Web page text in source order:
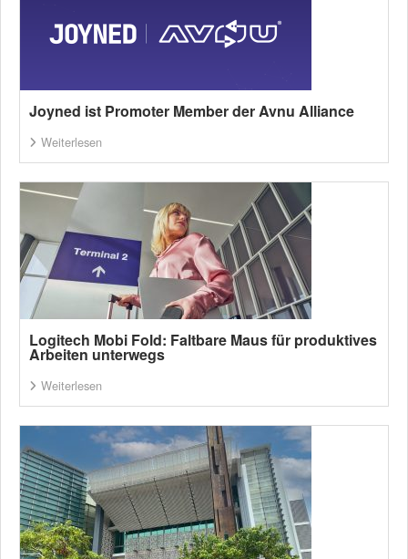
Joyned ist Promoter Member der Avnu Alliance
Weiterlesen
Logitech Mobi Fold: Faltbare Maus für produktives
Arbeiten unterwegs
Weiterlesen